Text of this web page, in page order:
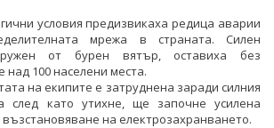
условия предизвикаха редица аварии
мрежа в страната. Силен
от бурен вятър, оставиха без
над 100 населени места.
на екипите е затруднена заради силния
след като утихне, ще започне усилена
на електрозахранването.